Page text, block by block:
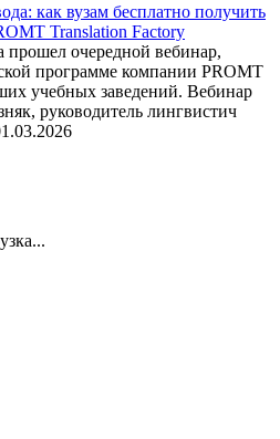
как вузам бесплатно получить
Translation Factory
прошел очередной вебинар,
программе компании PROMT
учебных заведений. Вебинар
руководитель лингвистич